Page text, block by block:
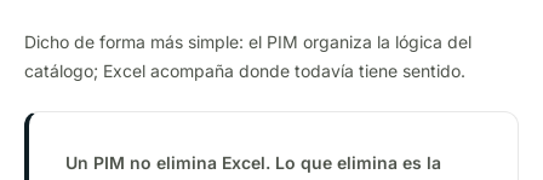
Dicho de forma más simple: el PIM organiza la lógica del
catálogo; Excel acompaña donde todavía tiene sentido.
Un PIM no elimina Excel. Lo que elimina es la